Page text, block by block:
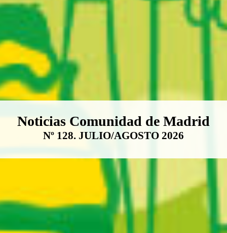
Boletín Noticias Comunidad de
Noticias Comunidad de Madrid
Nº 128. JULIO/AGOSTO 2026